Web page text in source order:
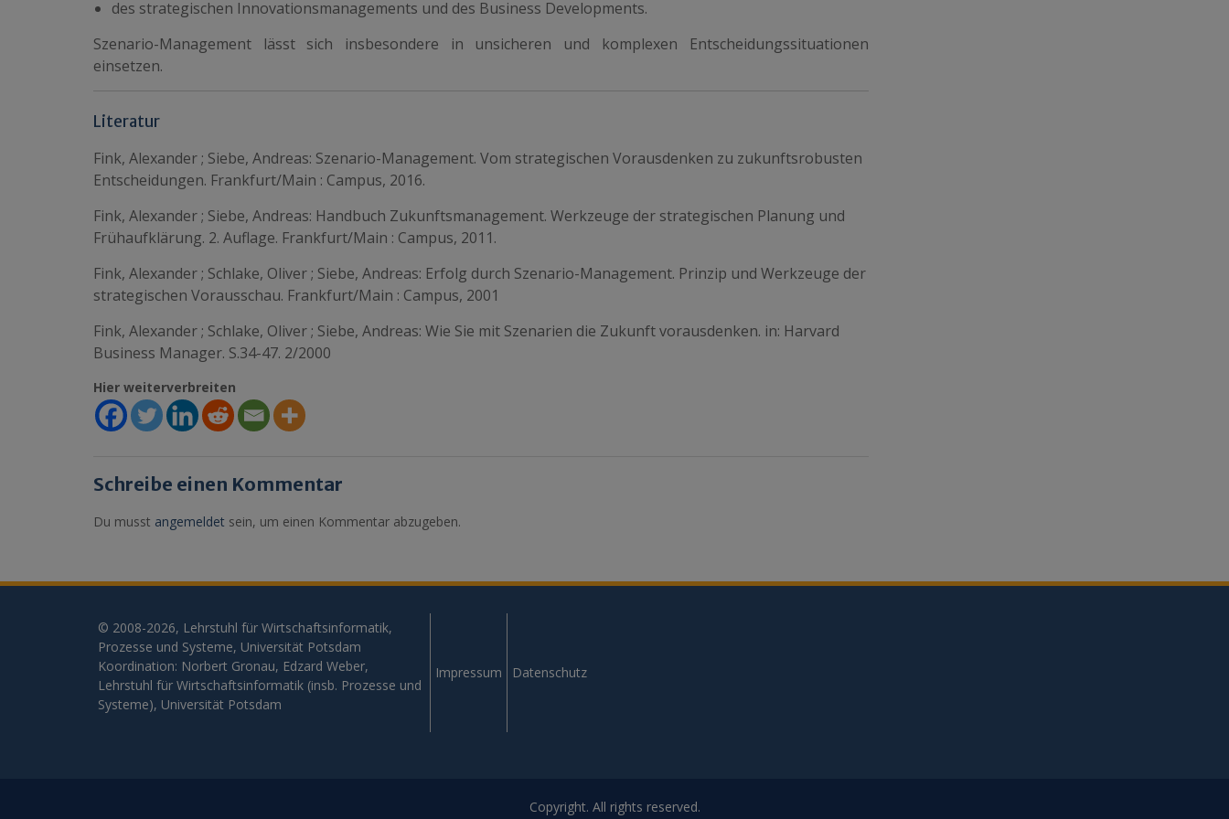
des strategischen Innovationsmanagements und des Business Developments.
Szenario-Management lässt sich insbesondere in unsicheren und komplexen Entscheidungssituationen
einsetzen.
Literatur
Fink, Alexander ; Siebe, Andreas: Szenario-Management. Vom strategischen Vorausdenken zu zukunftsrobusten
Entscheidungen. Frankfurt/Main : Campus, 2016.
Fink, Alexander ; Siebe, Andreas: Handbuch Zukunftsmanagement. Werkzeuge der strategischen Planung und
Frühaufklärung. 2. Auflage. Frankfurt/Main : Campus, 2011.
Fink, Alexander ; Schlake, Oliver ; Siebe, Andreas: Erfolg durch Szenario-Management. Prinzip und Werkzeuge der
strategischen Vorausschau. Frankfurt/Main : Campus, 2001
Fink, Alexander ; Schlake, Oliver ; Siebe, Andreas: Wie Sie mit Szenarien die Zukunft vorausdenken. in: Harvard
Business Manager. S.34-47. 2/2000
Hier weiterverbreiten
Schreibe einen Kommentar
Du musst angemeldet sein, um einen Kommentar abzugeben.
© 2008-2026, Lehrstuhl für Wirtschaftsinformatik,
Prozesse und Systeme, Universität Potsdam
Koordination: Norbert Gronau, Edzard Weber,
Lehrstuhl für Wirtschaftsinformatik (insb. Prozesse und
Systeme), Universität Potsdam
Impressum Datenschutz
Copyright. All rights reserved.